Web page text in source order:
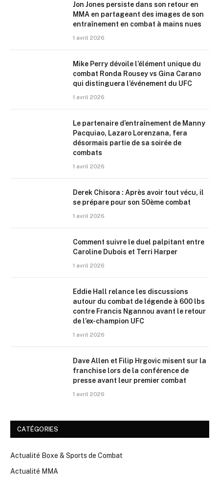
Jon Jones persiste dans son retour en
MMA en partageant des images de son
entraînement en combat à mains nues
1 avril 2026
Mike Perry dévoile l’élément unique du
combat Ronda Rousey vs Gina Carano
qui distinguera l’événement du UFC
1 avril 2026
Le partenaire d’entraînement de Manny
Pacquiao, Lazaro Lorenzana, fera
désormais partie de sa soirée de
combats
1 avril 2026
Derek Chisora : Après avoir tout vécu, il
se prépare pour son 50ème combat
1 avril 2026
Comment suivre le duel palpitant entre
Caroline Dubois et Terri Harper
1 avril 2026
Eddie Hall relance les discussions
autour du combat de légende à 600 lbs
contre Francis Ngannou avant le retour
de l’ex-champion UFC
1 avril 2026
Dave Allen et Filip Hrgovic misent sur la
franchise lors de la conférence de
presse avant leur premier combat
1 avril 2026
CATÉGORIES
Actualité Boxe & Sports de Combat
Actualité MMA